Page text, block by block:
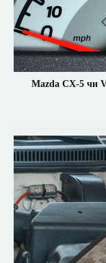
Mazda CX-5 чи